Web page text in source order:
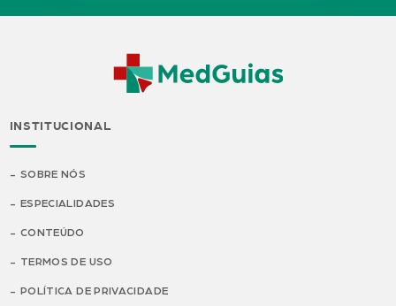
INSTITUCIONAL
SOBRE NÓS
ESPECIALIDADES
CONTEÚDO
TERMOS DE USO
POLÍTICA DE PRIVACIDADE